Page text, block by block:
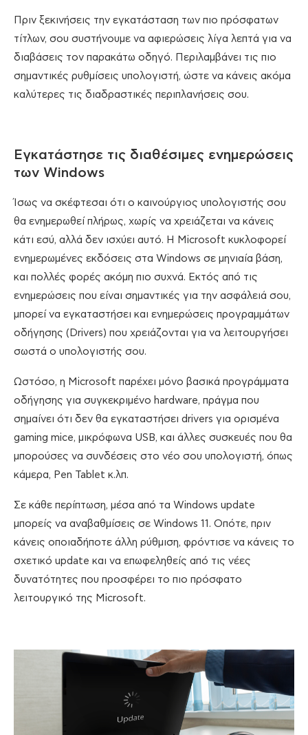
Πριν ξεκινήσεις την εγκατάσταση των πιο πρόσφατων
τίτλων, σου συστήνουμε να αφιερώσεις λίγα λεπτά για να
διαβάσεις τον παρακάτω οδηγό. Περιλαμβάνει τις πιο
σημαντικές ρυθμίσεις υπολογιστή, ώστε να κάνεις ακόμα
καλύτερες τις διαδραστικές περιπλανήσεις σου.
Εγκατάστησε τις διαθέσιμες ενημερώσεις
των Windows
Ίσως να σκέφτεσαι ότι ο καινούργιος υπολογιστής σου
θα ενημερωθεί πλήρως, χωρίς να χρειάζεται να κάνεις
κάτι εσύ, αλλά δεν ισχύει αυτό. Η Microsoft κυκλοφορεί
ενημερωμένες εκδόσεις στα Windows σε μηνιαία βάση,
και πολλές φορές ακόμη πιο συχνά. Εκτός από τις
ενημερώσεις που είναι σημαντικές για την ασφάλειά σου,
μπορεί να εγκαταστήσει και ενημερώσεις προγραμμάτων
οδήγησης (Drivers) που χρειάζονται για να λειτουργήσει
σωστά ο υπολογιστής σου.
Ωστόσο, η Microsoft παρέχει μόνο βασικά προγράμματα
οδήγησης για συγκεκριμένο hardware, πράγμα που
σημαίνει ότι δεν θα εγκαταστήσει drivers για ορισμένα
gaming mice, μικρόφωνα USB, και άλλες συσκευές που θα
μπορούσες να συνδέσεις στο νέο σου υπολογιστή, όπως
κάμερα, Pen Tablet κ.λπ.
Σε κάθε περίπτωση, μέσα από τα Windows update
μπορείς να αναβαθμίσεις σε Windows 11. Οπότε, πριν
κάνεις οποιαδήποτε άλλη ρύθμιση, φρόντισε να κάνεις το
σχετικό update και να επωφεληθείς από τις νέες
δυνατότητες που προσφέρει το πιο πρόσφατο
λειτουργικό της Microsoft.